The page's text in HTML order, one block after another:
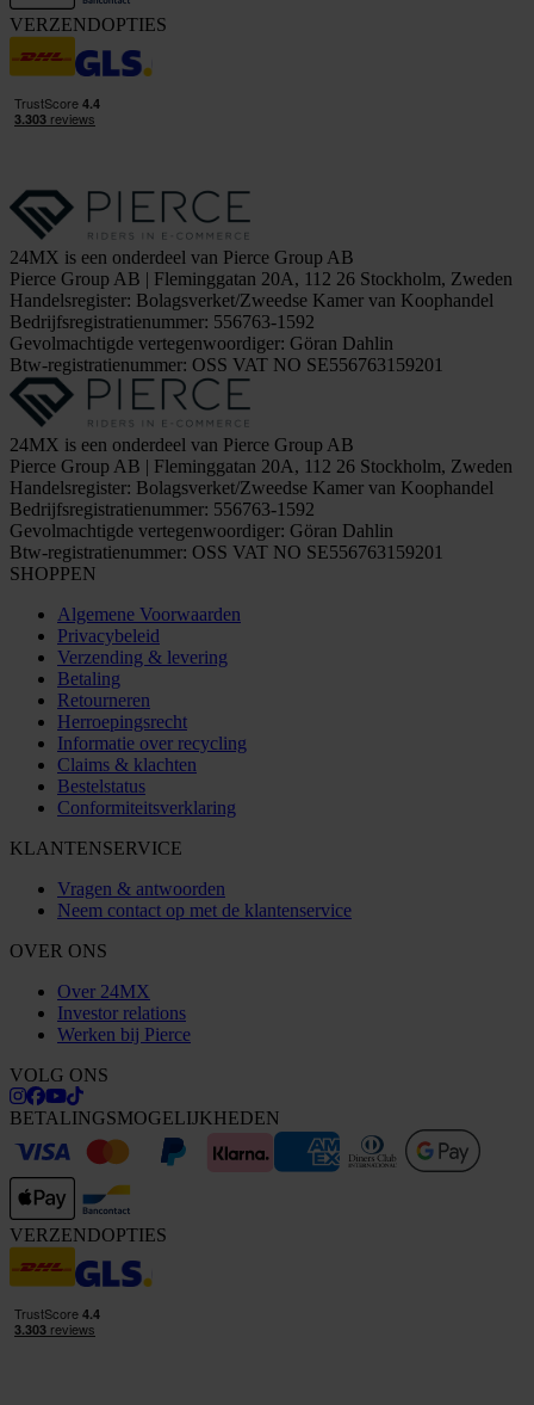
VERZENDOPTIES
24MX is een onderdeel van Pierce Group AB
Pierce Group AB | Fleminggatan 20A, 112 26 Stockholm, Zweden
Handelsregister: Bolagsverket/Zweedse Kamer van Koophandel
Bedrijfsregistratienummer: 556763-1592
Gevolmachtigde vertegenwoordiger: Göran Dahlin
Btw-registratienummer: OSS VAT NO SE556763159201
24MX is een onderdeel van Pierce Group AB
Pierce Group AB | Fleminggatan 20A, 112 26 Stockholm, Zweden
Handelsregister: Bolagsverket/Zweedse Kamer van Koophandel
Bedrijfsregistratienummer: 556763-1592
Gevolmachtigde vertegenwoordiger: Göran Dahlin
Btw-registratienummer: OSS VAT NO SE556763159201
SHOPPEN
Algemene Voorwaarden
Privacybeleid
Verzending & levering
Betaling
Retourneren
Herroepingsrecht
Informatie over recycling
Claims & klachten
Bestelstatus
Conformiteitsverklaring
KLANTENSERVICE
Vragen & antwoorden
Neem contact op met de klantenservice
OVER ONS
Over 24MX
Investor relations
Werken bij Pierce
VOLG ONS
BETALINGSMOGELIJKHEDEN
VERZENDOPTIES